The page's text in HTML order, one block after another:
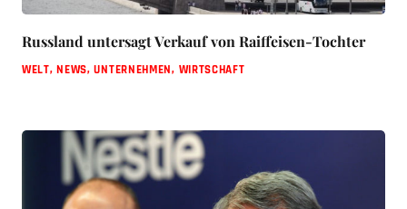
Russland untersagt Verkauf von Raiffeisen-Tochter
WELT,NEWS,UNTERNEHMEN, WIRTSCHAFT